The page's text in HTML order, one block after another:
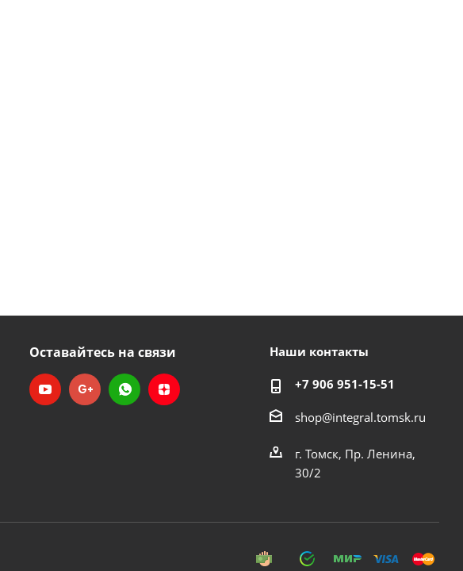
Оставайтесь на связи Наши контакты
+7 906 951-15-51
shop@integral.tomsk.ru
г. Томск, Пр. Ленина,
30/2